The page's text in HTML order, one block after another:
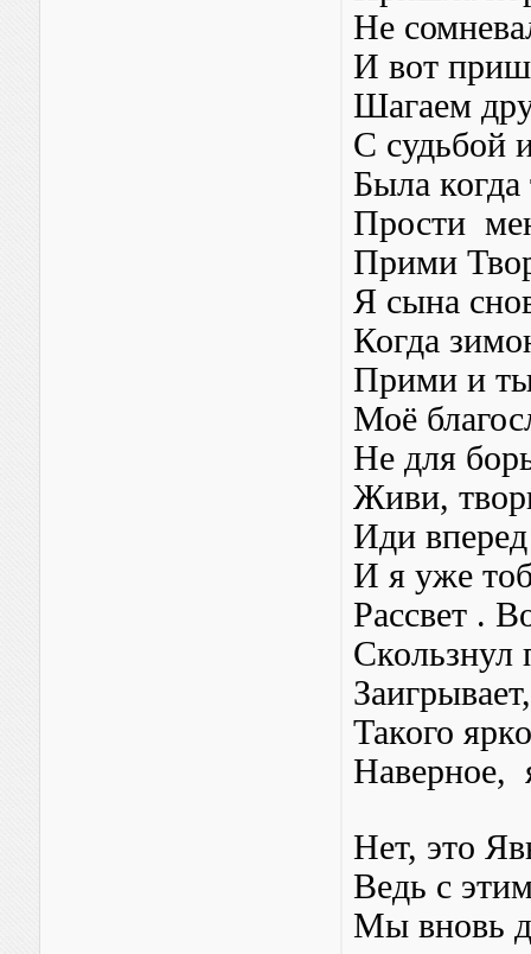
Не
И вот
Шагаем
С судьбой
Была когда
Прости
Прими
Я сына
Когда
Прими и
Моё
Не для
Живи,
Иди
И я уже
Рассвет .
Скользнул
Такого
Наверное,
Нет, это
Ведь с
Мы вновь